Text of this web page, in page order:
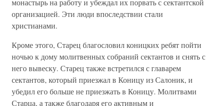
монастырь на работу и убеждал их порвать с сектантской
организацией. Эти люди впоследствии стали
христианами.
Кроме этого, Старец благословил коницких ребят пойти
ночью к дому молитвенных собраний сектантов и снять с
него вывеску. Старец также встретился с главарем
сектантов, который приезжал в Коницу из Салоник, и
убедил его больше не приезжать в Коницу. Молитвами
Старца, а также благодаря его активным и